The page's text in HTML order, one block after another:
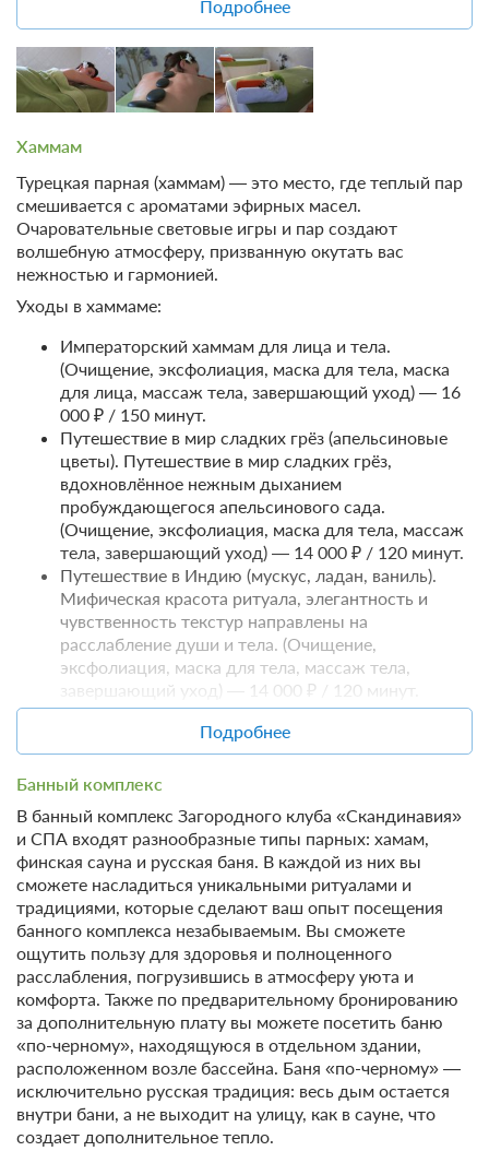
1 гость
Моментальное подтверждение
В стоимость входит:
Тариф Стандартный 2026, Включен завтрак "шведский
после 21 августа 2026 00:00 оплата не возвращается
Требуется внесение предоплаты в течение 2 часов.
Сумма предоплаты составляет 32600 руб.
32 600
Еще 1 тариф
всего 4 предложения
60м2
Одна двуспальная кровать
Телевизор
Wi-Fi
Ванная комната в номере
2 гостя
Моментальное подтверждение
В стоимость входит:
Тариф Стандартный 2026, Включен завтрак "шведский
стол"
Бесплатная отмена до 20 августа 2026 23:59; При отмене
после 21 августа 2026 00:00 оплата не возвращается
Требуется внесение предоплаты в течение 2 часов.
Сумма предоплаты составляет 35500 руб.
драгоценными маслами. Расслабляющий массаж
Камелии и Арганы питает и наполняет кожу
антиоксидантами, содержит Омега 3,6 и 9 — 6
600 ₽ / 55 минут.
Массаж кокосовым маслом — 4 600 ₽ / 55 минут.
Массаж свечой — 4 800 ₽ / 55 минут.
Подробнее
Хаммам
Турецкая парная (хаммам) — это место, где теплый пар
смешивается с ароматами эфирных масел.
Очаровательные световые игры и пар создают
волшебную атмосферу, призванную окутать вас
нежностью и гармонией.
Уходы в хаммаме:
Императорский хаммам для лица и тела.
(Очищение, эксфолиация, маска для тела, маска
для лица, массаж тела, завершающий уход) — 16
000 ₽ / 150 минут.
Путешествие в мир cладких грёз (апельсиновые
цветы). Путешествие в мир сладких грёз,
вдохновлённое нежным дыханием
пробуждающегося апельсинового сада.
(Очищение, эксфолиация, маска для тела, массаж
тела, завершающий уход) — 14 000 ₽ / 120 минут.
Путешествие в Индию (мускус, ладан, ваниль).
Мифическая красота ритуала, элегантность и
чувственность текстур направлены на
расслабление души и тела. (Очищение,
эксфолиация, маска для тела, массаж тела,
завершающий уход) — 14 000 ₽ / 120 минут.
Путешествие на Бали (лотос, франжипани).
Традиционный Индонезийский уход за телом с
ценными экстрактами цветов лотоса и
франжипани, оказывает антиоксидантное,
регенерирующее и увлажняющее действие.
(Очищение, эксфолиация, маска для тела, массаж
тела, завершающий уход) — 14 000 ₽ / 120 минут.
Подробнее
Банный комплекс
В банный комплекс Загородного клуба «Скандинавия»
и СПА входят разнообразные типы парных: хамам,
финская сауна и русская баня. В каждой из них вы
сможете насладиться уникальными ритуалами и
традициями, которые сделают ваш опыт посещения
банного комплекса незабываемым. Вы сможете
ощутить пользу для здоровья и полноценного
расслабления, погрузившись в атмосферу уюта и
комфорта. Также по предварительному бронированию
за дополнительную плату вы можете посетить баню
«по-черному», находящуюся в отдельном здании,
расположенном возле бассейна. Баня «по-черному» —
исключительно русская традиция: весь дым остается
внутри бани, а не выходит на улицу, как в сауне, что
создает дополнительное тепло.